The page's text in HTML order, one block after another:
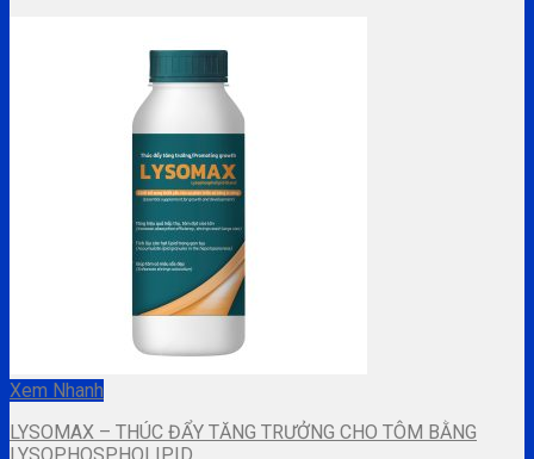
Xem Nhanh
LYSOMAX – THÚC ĐẨY TĂNG TRƯỞNG CHO TÔM BẰNG